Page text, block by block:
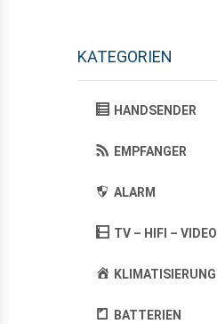
KATEGORIEN
HANDSENDER
EMPFANGER
ALARM
TV – HIFI – VIDEO
KLIMATISIERUNG
BATTERIEN